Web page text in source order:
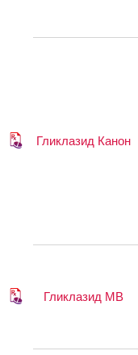
Гликлазид Канон
Гликлазид МВ